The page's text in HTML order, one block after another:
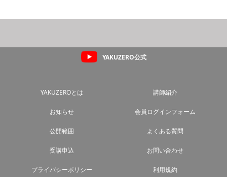
YAKUZERO公式
YAKUZEROとは 講師紹介
お知らせ 会員ログインフォーム
公開範囲 よくある質問
受講申込 お問い合わせ
プライバシーポリシー 利用規約